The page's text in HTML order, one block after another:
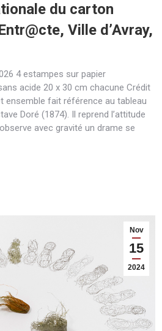
du carton
Ville d’Avray,
4 estampes sur papier
acide 20 x 30 cm chacune Crédit
ensemble fait référence au tableau
Doré (1874). Il reprend l’attitude
avec gravité un drame se
Nov
15
2024